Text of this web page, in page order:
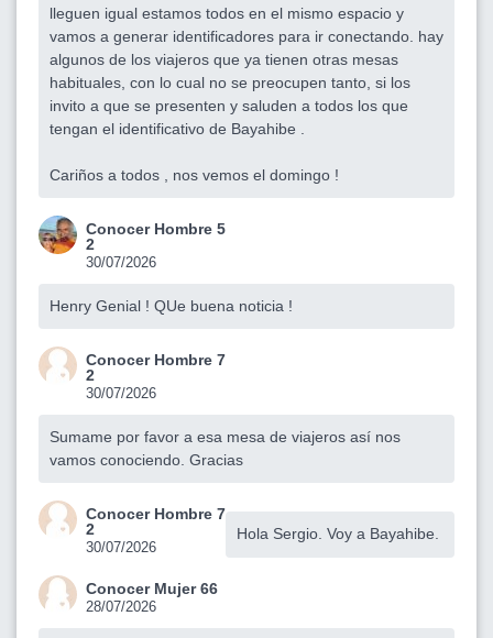
lleguen igual estamos todos en el mismo espacio y
vamos a generar identificadores para ir conectando. hay
algunos de los viajeros que ya tienen otras mesas
habituales, con lo cual no se preocupen tanto, si los
invito a que se presenten y saluden a todos los que
tengan el identificativo de Bayahibe .
Cariños a todos , nos vemos el domingo !
Conocer Hombre 5
2
30/07/2026
Henry Genial ! QUe buena noticia !
Conocer Hombre 7
2
30/07/2026
Sumame por favor a esa mesa de viajeros así nos
vamos conociendo. Gracias
Conocer Hombre 7
2
30/07/2026
Hola Sergio. Voy a Bayahibe.
Conocer Mujer 66
28/07/2026